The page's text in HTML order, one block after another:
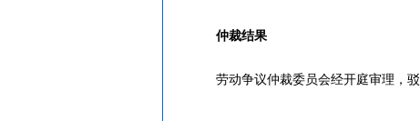
仲裁结果
劳动争议仲裁委员会经开庭审理，